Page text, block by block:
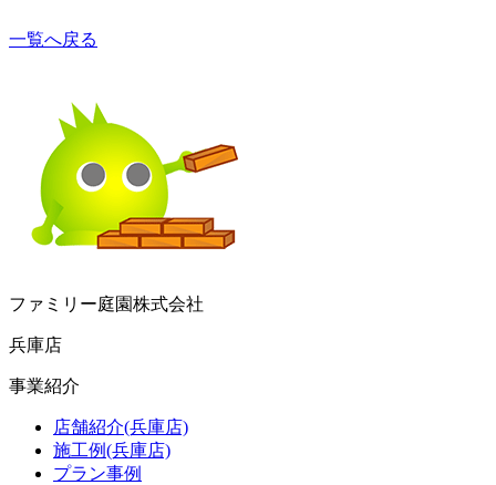
一覧へ戻る
ファミリー庭園株式会社
兵庫店
事業紹介
店舗紹介(兵庫店)
施工例(兵庫店)
プラン事例